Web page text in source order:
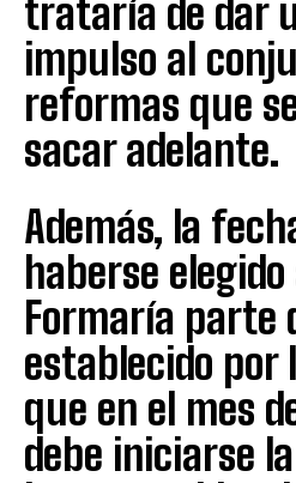
trataría de dar
impulso al
reformas que
sacar adelante.
Además, la
haberse
Formaría parte
establecido por
que en el mes
debe iniciarse